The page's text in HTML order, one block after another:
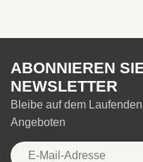
ABONNIEREN
NEWSLETTER
Bleibe auf dem
Angeboten